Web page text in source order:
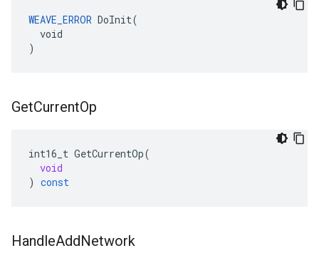
WEAVE_ERROR DoInit(
  void
)
GetCurrentOp
int16_t GetCurrentOp(
void
) const
HandleAddNetwork